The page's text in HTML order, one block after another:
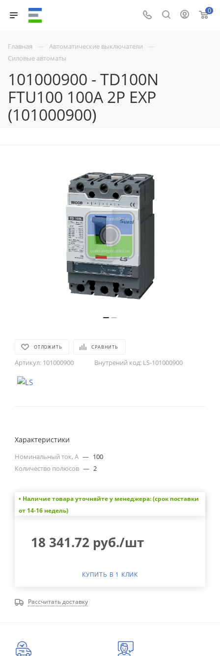
0
Главная — Автоматические выключатели —
Силовые автоматы
101000900 - TD100N
FTU100 100A 2P EXP
(101000900)
ОТЛОЖИТЬ СРАВНИТЬ
Артикул: 101000900 Внутрений код: LS-101000900
Характеристики
Номинальный ток, А — 100
Количество полюсов — 2
• Наличие товара уточняйте у менеджера: (срок поставки
от 14-16 недель)
18 341.72 руб./шт
КУПИТЬ В 1 КЛИК
Рассчитать доставку